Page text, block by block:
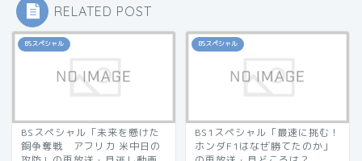
RELATED POST
BSスペシャル
BSスペシャル「未来を懸けた
銅争奪戦 アフリカ 米中日の
BSスペシャル
BS1スペシャル「最速に挑む！
ホンダF1はなぜ勝てたのか」